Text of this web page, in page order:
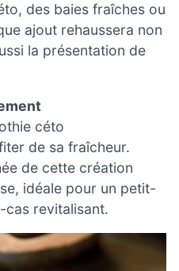
des baies fraîches ou
ajout rehaussera non
la présentation de
céto
de sa fraîcheur.
de cette création
idéale pour un petit-
cas revitalisant.